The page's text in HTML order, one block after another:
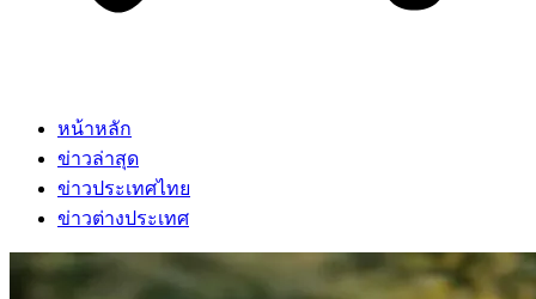
หน้าหลัก
ข่าวล่าสุด
ข่าวประเทศไทย
ข่าวต่างประเทศ